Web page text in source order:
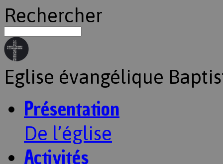
Rechercher
Eglise évangélique
Présentation
De l’église
Activités